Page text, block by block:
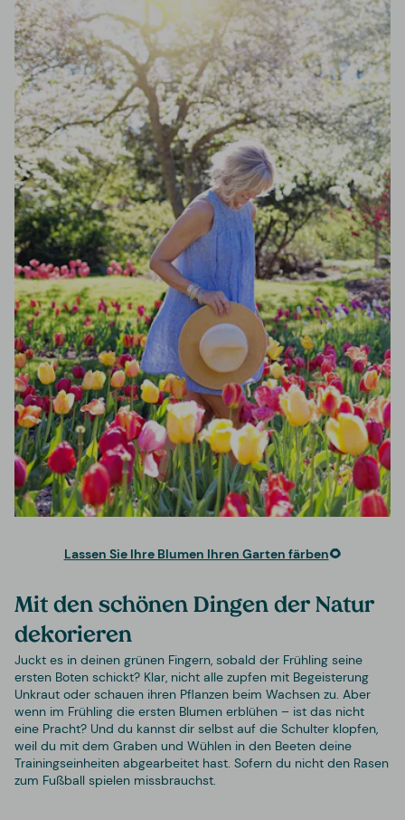
Lassen Sie Ihre Blumen Ihren Garten färben🌻
Mit den schönen Dingen der Natur
dekorieren
Juckt es in deinen grünen Fingern, sobald der Frühling seine
ersten Boten schickt? Klar, nicht alle zupfen mit Begeisterung
Unkraut oder schauen ihren Pflanzen beim Wachsen zu. Aber
wenn im Frühling die ersten Blumen erblühen – ist das nicht
eine Pracht? Und du kannst dir selbst auf die Schulter klopfen,
weil du mit dem Graben und Wühlen in den Beeten deine
Trainingseinheiten abgearbeitet hast. Sofern du nicht den Rasen
zum Fußball spielen missbrauchst.